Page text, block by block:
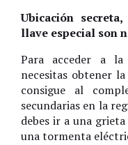
Ubicación
llave especial son
Para acceder a
necesitas obtener
consigue al
secundarias en la
debes ir a una
una tormenta